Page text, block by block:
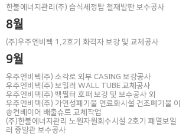
한불에너지관리(주) 습식세정탑 철재발판 보수공사
8월
(주)우주엔비텍 1,2호기 화격자 보강 및 교체공사
9월
우주엔비텍(주) 소각로 외부 CASING 보강공사
우주엔비텍(주) 보일러 WALL TUBE 교체공사
우주엔비텍(주) 백필터 호퍼 보강 및 보수공사 외
우주엔비텍(주) 가연성폐기물 연료화시설 건조폐기물 이
송컨베이어 배출슈트 교체작업
​(주)한불에너지관리 노원자원회수시설 2호기 폐열보일
러 증발관 보수공사